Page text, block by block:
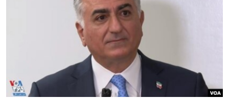
علم و فناوری
اسرائیل در جنگ
انتخابات ریاست جمهوری آمریکا ۲۰۲۴
حمله جمهوری اسلامی به اسرائیل
ورزش زنان در ایران
زبانهای مختلف